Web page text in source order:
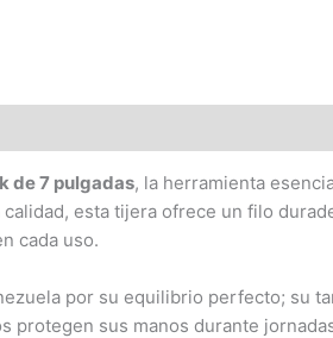
de 7 pulgadas, la herramienta
esta tijera ofrece un filo
cada uso.
por su equilibrio perfecto;
protegen sus manos durante